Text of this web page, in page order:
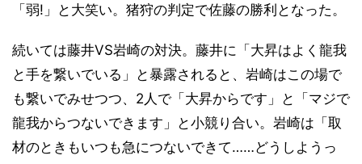
「弱!」と大笑い。猪狩の判定で佐藤の勝利となった。
続いては藤井VS岩崎の対決。藤井に「大昇はよく龍我
と手を繋いでいる」と暴露されると、岩崎はこの場で
も繋いでみせつつ、2人で「大昇からです」と「マジで
龍我からつないできます」と小競り合い。岩崎は「取
材のときもいつも急につないできて……どうしようっ